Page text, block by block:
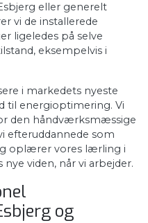
eller generelt
vi de installerede
ligeledes på selve
eksempelvis i
i markedets nyeste
til energioptimering. Vi
den håndværksmæssige
efteruddannede som
oplærer vores lærling i
viden, når vi arbejder.
og